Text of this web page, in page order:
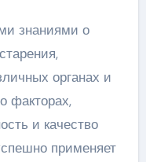
знаниями о
органах и
факторах,
и качество
применяет